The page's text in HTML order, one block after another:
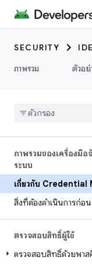
SECURITY
ภาพรวม
ตัวอย่
ภาพรวมของเครื่องมือ
ระบบ
เกี่ยวกับ Credential
สิ่งที่ต้องดำเนินการก่อน
ตรวจสอบสิทธิ์ผู้ใช้
ตรวจสอบสิทธิ์ด้วยพาส